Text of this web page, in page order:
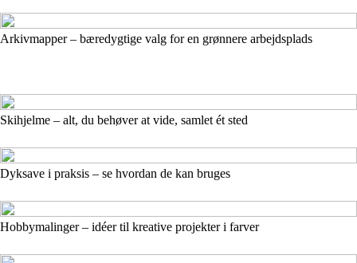
Arkivmapper – bæredygtige valg for en grønnere arbejdsplads
Skihjelme – alt, du behøver at vide, samlet ét sted
Dyksave i praksis – se hvordan de kan bruges
Hobbymalinger – idéer til kreative projekter i farver